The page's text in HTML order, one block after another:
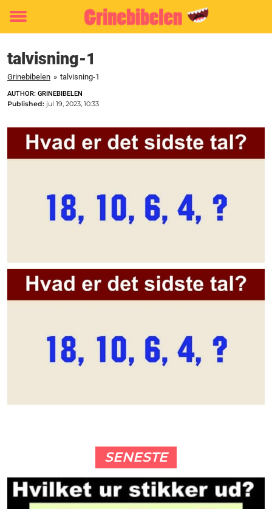
Toggle
talvisning-1
Grinebibelen » talvisning-1
AUTHOR: GRINEBIBELEN
Published: jul 19, 2023, 10:33
SENESTE